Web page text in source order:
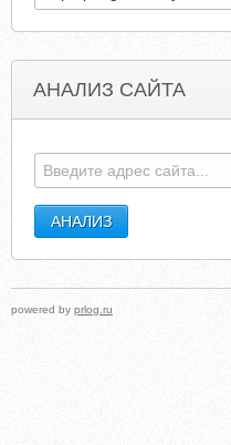
АНАЛИЗ САЙТА
powered by prlog.ru